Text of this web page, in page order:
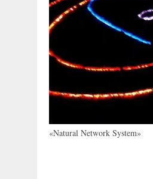
«Natural Network System»